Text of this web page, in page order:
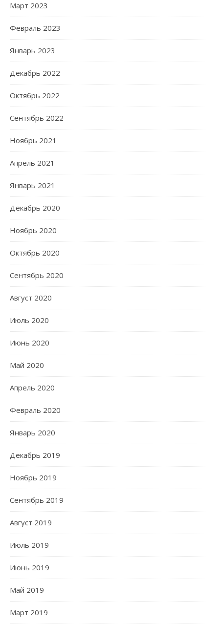
Март 2023
Февраль 2023
Январь 2023
Декабрь 2022
Октябрь 2022
Сентябрь 2022
Ноябрь 2021
Апрель 2021
Январь 2021
Декабрь 2020
Ноябрь 2020
Октябрь 2020
Сентябрь 2020
Август 2020
Июль 2020
Июнь 2020
Май 2020
Апрель 2020
Февраль 2020
Январь 2020
Декабрь 2019
Ноябрь 2019
Сентябрь 2019
Август 2019
Июль 2019
Июнь 2019
Май 2019
Март 2019